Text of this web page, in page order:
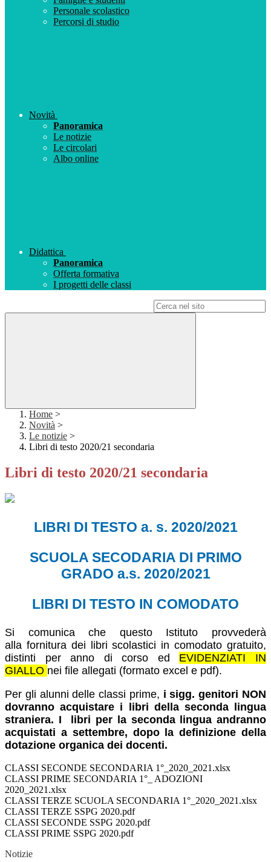
Personale scolastico
Percorsi di studio
Novità
Panoramica
Le notizie
Le circolari
Albo online
Didattica
Panoramica
Offerta formativa
I progetti delle classi
Home >
Novità >
Le notizie >
Libri di testo 2020/21 secondaria
Libri di testo 2020/21 secondaria
LIBRI DI TESTO a. s. 2020/2021
SCUOLA SECODARIA DI PRIMO
GRADO a.s. 2020/2021
LIBRI DI TESTO IN COMODATO
Si comunica che questo Istituto provvederà
alla fornitura dei libri scolastici in comodato gratuito,
distinti per anno di corso ed EVIDENZIATI IN
GIALLO nei file allegati (formato excel e pdf).
Per gli alunni delle classi prime, i sigg. genitori NON
dovranno acquistare i libri della seconda lingua
straniera. I libri per la seconda lingua andranno
acquistati a settembre, dopo la definizione della
dotazione organica dei docenti.
CLASSI SECONDE SECONDARIA 1°_2020_2021.xlsx
CLASSI PRIME SECONDARIA 1°_ ADOZIONI
2020_2021.xlsx
CLASSI TERZE SCUOLA SECONDARIA 1°_2020_2021.xlsx
CLASSI TERZE SSPG 2020.pdf
CLASSI SECONDE SSPG 2020.pdf
CLASSI PRIME SSPG 2020.pdf
Notizie